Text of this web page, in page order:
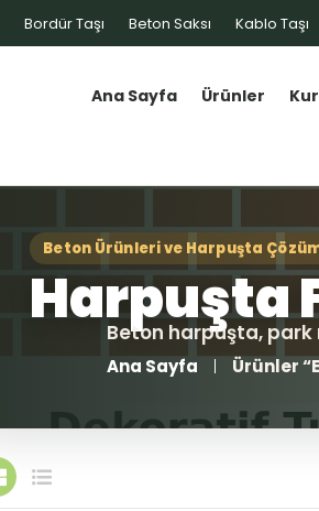
Bordür Taşı Beton Saksı Kablo Taşı
Ana Sayfa Ürünler
Ana Sayfa Ürünler